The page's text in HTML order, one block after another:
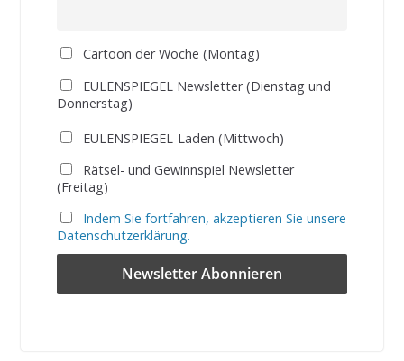
Cartoon der Woche (Montag)
EULENSPIEGEL Newsletter (Dienstag und
Donnerstag)
EULENSPIEGEL-Laden (Mittwoch)
Rätsel- und Gewinnspiel Newsletter
(Freitag)
Indem Sie fortfahren, akzeptieren Sie unsere
Datenschutzerklärung.